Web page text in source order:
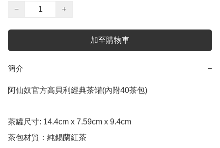
−
+
加至購物車
簡介 −
阿仙奴官方高貝利經典茶罐(內附40茶包)
茶罐尺寸: 14.4cm x 7.59cm x 9.4cm
茶包材質：純錫蘭紅茶